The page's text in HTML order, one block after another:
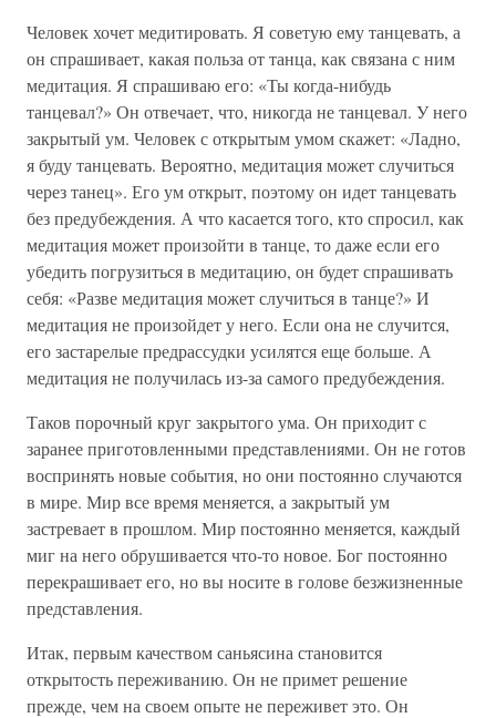
Человек хочет медитировать. Я советую ему танцевать, а
он спрашивает, какая польза от танца, как связана с ним
медитация. Я спрашиваю его: «Ты когда-нибудь
танцевал?» Он отвечает, что, никогда не танцевал. У него
закрытый ум. Человек с открытым умом скажет: «Ладно,
я буду танцевать. Вероятно, медитация может случиться
через танец». Его ум открыт, поэтому он идет танцевать
без предубеждения. А что касается того, кто спросил, как
медитация может произойти в танце, то даже если его
убедить погрузиться в медитацию, он будет спрашивать
себя: «Разве медитация может случиться в танце?» И
медитация не произойдет у него. Если она не случится,
его застарелые предрассудки усилятся еще больше. А
медитация не получилась из-за самого предубеждения.
Таков порочный круг закрытого ума. Он приходит с
заранее приготовленными представлениями. Он не готов
воспринять новые события, но они постоянно случаются
в мире. Мир все время меняется, а закрытый ум
застревает в прошлом. Мир постоянно меняется, каждый
миг на него обрушивается что-то новое. Бог постоянно
перекрашивает его, но вы носите в голове безжизненные
представления.
Итак, первым качеством саньясина становится
открытость переживанию. Он не примет решение
прежде, чем на своем опыте не переживет это. Он